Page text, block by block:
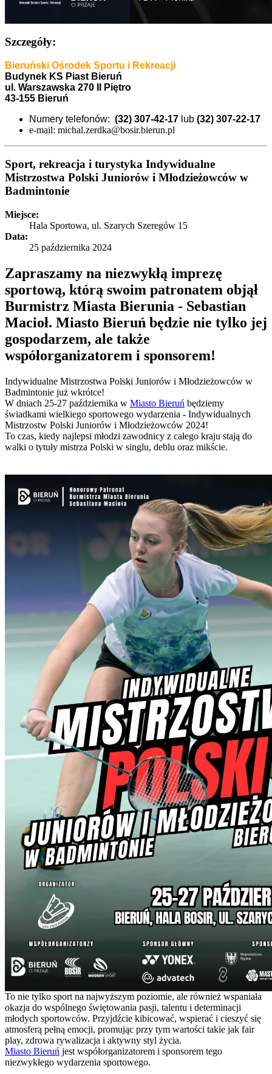
Szczegóły:
Bieruński Ośrodek Sportu i Rekreacji
Budynek KS Piast Bieruń
ul. Warszawska 270 II Piętro
43-155 Bieruń
Numery telefonów: (32) 307-42-17 lub (32) 307-22-17
e-mail: michal.zerdka@bosir.bierun.pl
Sport, rekreacja i turystyka Indywidualne
Mistrzostwa Polski Juniorów i Młodzieżowców w
Badmintonie
Miejsce:
Hala Sportowa, ul. Szarych Szeregów 15
Data:
25 października 2024
Zapraszamy na niezwykłą imprezę
sportową, którą swoim patronatem objął
Burmistrz Miasta Bierunia - Sebastian
Macioł. Miasto Bieruń będzie nie tylko jej
gospodarzem, ale także
współorganizatorem i sponsorem!
Indywidualne Mistrzostwa Polski Juniorów i Młodzieżowców w
Badmintonie już wkrótce!
W dniach 25-27 października w Miasto Bieruń będziemy
świadkami wielkiego sportowego wydarzenia - Indywidualnych
Mistrzostw Polski Juniorów i Młodzieżowców 2024!
To czas, kiedy najlepsi młodzi zawodnicy z całego kraju stają do
walki o tytuły mistrza Polski w singlu, deblu oraz mikście.
To nie tylko sport na najwyższym poziomie, ale również wspaniała
okazja do wspólnego świętowania pasji, talentu i determinacji
młodych sportowców. Przyjdźcie kibicować, wspierać i cieszyć się
atmosferą pełną emocji, promując przy tym wartości takie jak fair
play, zdrowa rywalizacja i aktywny styl życia.
Miasto Bieruń jest współorganizatorem i sponsorem tego
niezwykłego wydarzenia sportowego.